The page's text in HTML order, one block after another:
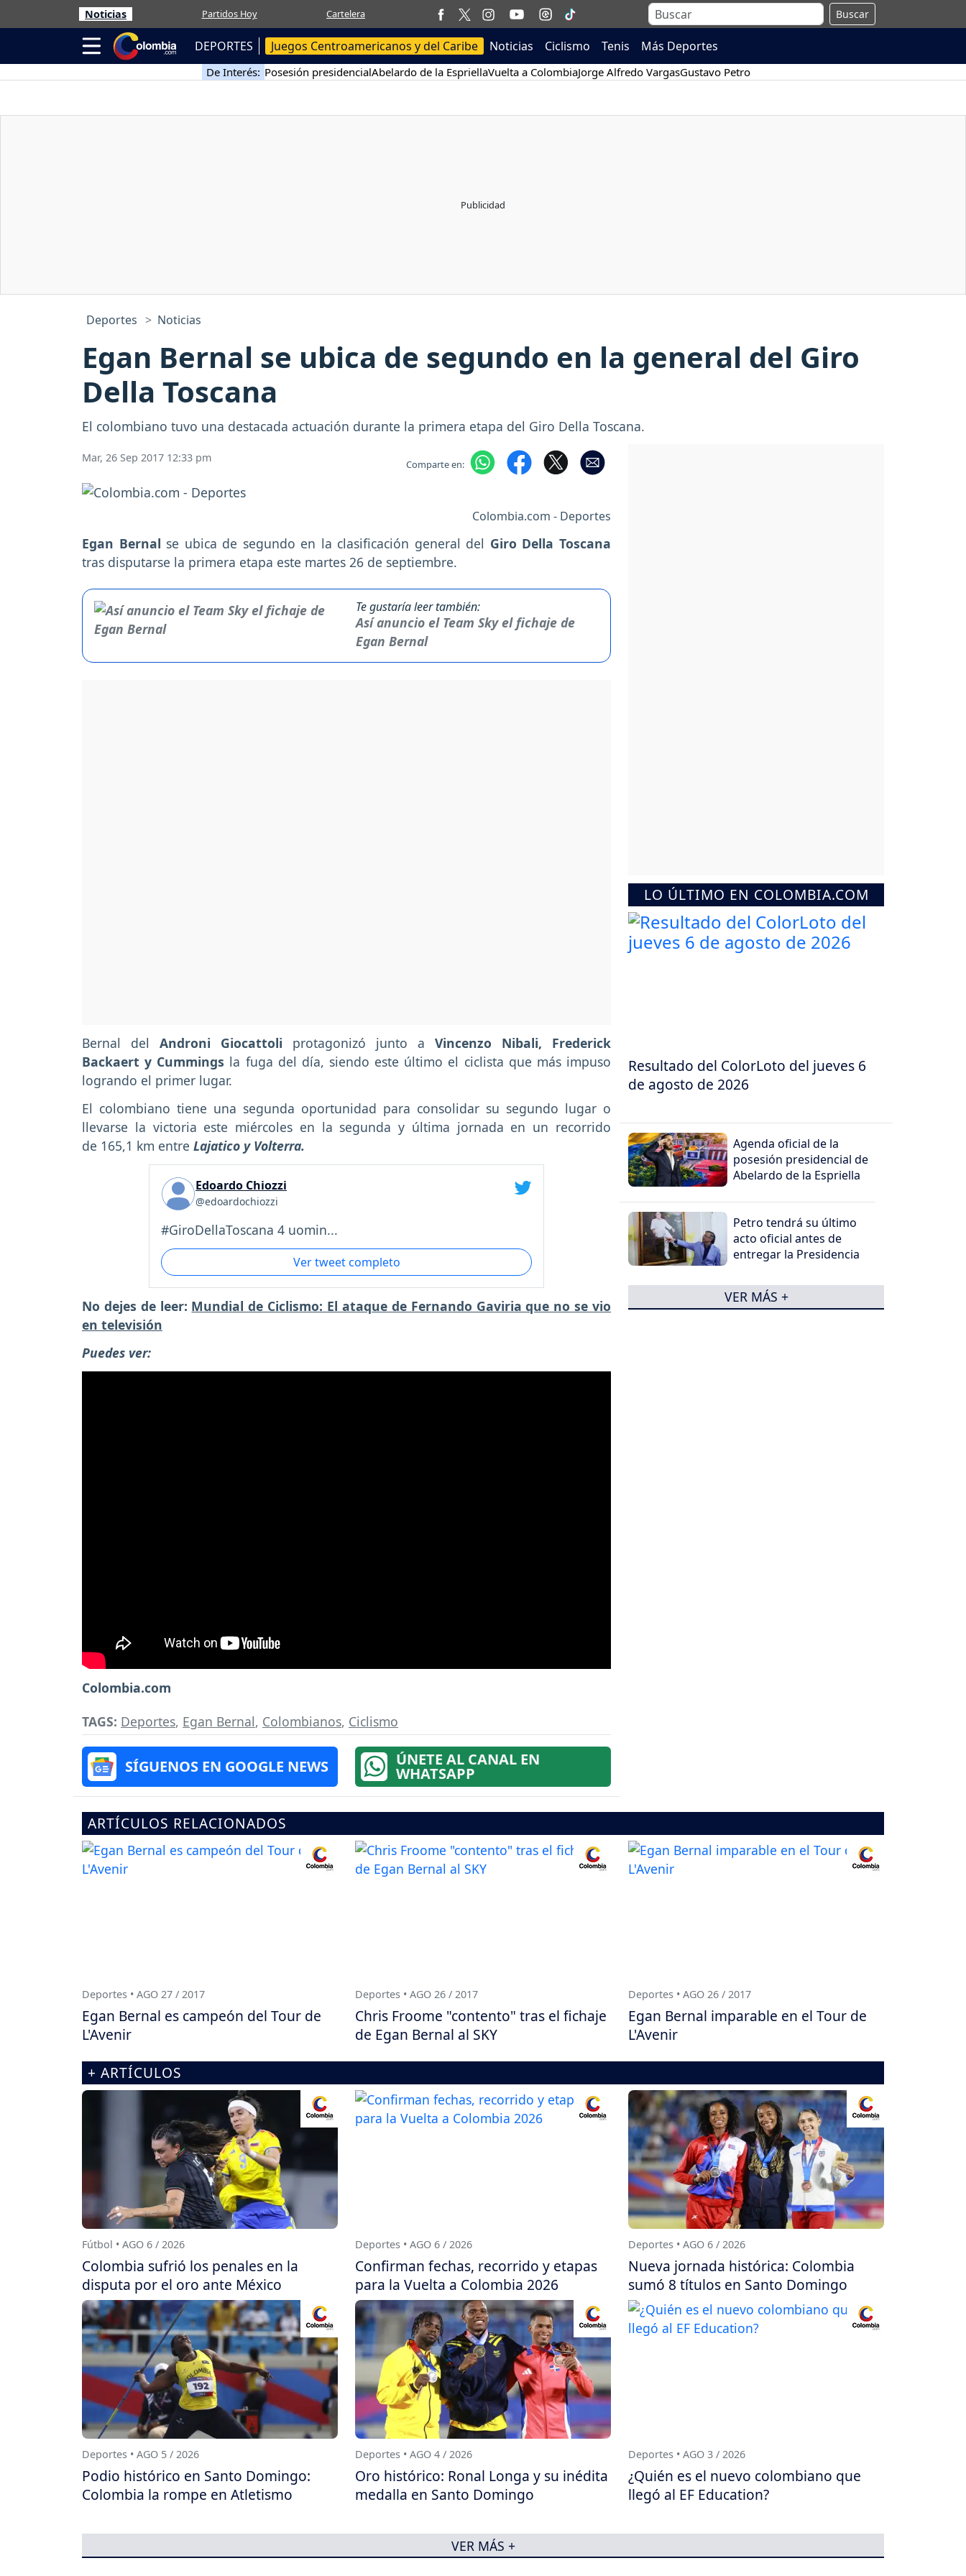
Noticias Partidos Hoy Cartelera Buscar
DEPORTES Juegos Centroamericanos y del Caribe Noticias Ciclismo Tenis Más Deportes
De Interés: Posesión presidencialAbelardo de la EspriellaVuelta a ColombiaJorge Alfredo VargasGustavo Petro
Deportes Noticias
Egan Bernal se ubica de segundo en la general del Giro
Della Toscana
El colombiano tuvo una destacada actuación durante la primera etapa del Giro Della Toscana.
Mar, 26 Sep 2017 12:33 pm Comparte en:
Colombia.com - Deportes
Egan Bernal se ubica de segundo en la clasificación general del Giro Della Toscana
tras disputarse la primera etapa este martes 26 de septiembre.
Te gustaría leer también:
Así anuncio el Team Sky el fichaje de
Egan Bernal
Bernal del Androni Giocattoli protagonizó junto a Vincenzo Nibali, Frederick
Backaert y Cummings la fuga del día, siendo este último el ciclista que más impuso
logrando el primer lugar.
El colombiano tiene una segunda oportunidad para consolidar su segundo lugar o
llevarse la victoria este miércoles en la segunda y última jornada en un recorrido
de 165,1 km entre Lajatico y Volterra.
Edoardo Chiozzi
@edoardochiozzi
#GiroDellaToscana 4 uomin...
Ver tweet completo
No dejes de leer: Mundial de Ciclismo: El ataque de Fernando Gaviria que no se vio
en televisión
Puedes ver:
Colombia.com
TAGS: Deportes, Egan Bernal, Colombianos, Ciclismo
SÍGUENOS EN GOOGLE NEWS ÚNETE AL CANAL EN
WHATSAPP
LO ÚLTIMO EN COLOMBIA.COM
Resultado del ColorLoto del jueves 6
de agosto de 2026
Agenda oficial de la
posesión presidencial de
Abelardo de la Espriella
Petro tendrá su último
acto oficial antes de
entregar la Presidencia
VER MÁS +
ARTÍCULOS RELACIONADOS
Deportes • AGO 27 / 2017
Egan Bernal es campeón del Tour de
L'Avenir
Deportes • AGO 26 / 2017
Chris Froome "contento" tras el fichaje
de Egan Bernal al SKY
Deportes • AGO 26 / 2017
Egan Bernal imparable en el Tour de
L'Avenir
+ ARTÍCULOS
Fútbol • AGO 6 / 2026
Colombia sufrió los penales en la
disputa por el oro ante México
Deportes • AGO 6 / 2026
Confirman fechas, recorrido y etapas
para la Vuelta a Colombia 2026
Deportes • AGO 6 / 2026
Nueva jornada histórica: Colombia
sumó 8 títulos en Santo Domingo
Deportes • AGO 5 / 2026
Podio histórico en Santo Domingo:
Colombia la rompe en Atletismo
Deportes • AGO 4 / 2026
Oro histórico: Ronal Longa y su inédita
medalla en Santo Domingo
Deportes • AGO 3 / 2026
¿Quién es el nuevo colombiano que
llegó al EF Education?
VER MÁS +